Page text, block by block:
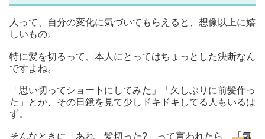
人って、自分の変化に気づいてもらえると、想像以上に嬉
しいもの。
特に髪を切るって、本人にとってはちょっとした決断なん
ですよね。
「思い切ってショートにしてみた」「久しぶりに前髪作っ
た」とか、その日鏡を見て少しドキドキしてる人もいるは
ず。
そんなときに「あれ、髪切った?」って言われたら、 「気